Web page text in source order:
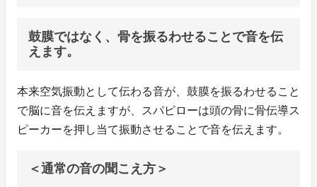
鼓膜ではなく、骨を振るわせることで音を伝
えます。
本来空気振動として伝わる音が、鼓膜を振るわせること
で脳に音を伝えますが、スパピローは頭の骨に骨伝導ス
ピーカーを押し当て振動させることで音を伝えます。
＜通常の音の聞こえ方＞